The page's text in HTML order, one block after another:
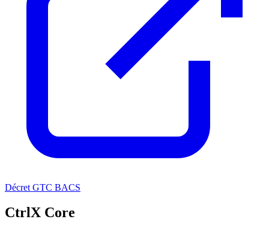
Décret GTC BACS
CtrlX Core